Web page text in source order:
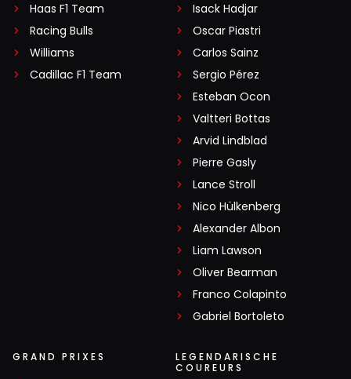
Haas F1 Team
Racing Bulls
Williams
Cadillac F1 Team
Isack Hadjar
Oscar Piastri
Carlos Sainz
Sergio Pérez
Esteban Ocon
Valtteri Bottas
Arvid Lindblad
Pierre Gasly
Lance Stroll
Nico Hülkenberg
Alexander Albon
Liam Lawson
Oliver Bearman
Franco Colapinto
Gabriel Bortoleto
GRAND PRIXES
LEGENDARISCHE
COUREURS